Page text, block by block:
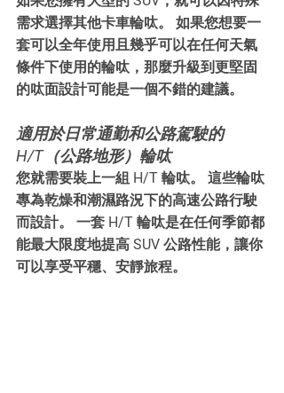
需求選擇其他卡車輪呔。 如果您想要一
套可以全年使用且幾乎可以在任何天氣
條件下使用的輪呔，那麼升級到更堅固
的呔面設計可能是一個不錯的建議。
適用於日常通勤和公路駕駛的
H/T（公路地形）輪呔
您就需要裝上一組 H/T 輪呔。 這些輪呔
專為乾燥和潮濕路況下的高速公路行駛
而設計。 一套 H/T 輪呔是在任何季節都
能最大限度地提高 SUV 公路性能，讓你
可以享受平穩、安靜旅程。